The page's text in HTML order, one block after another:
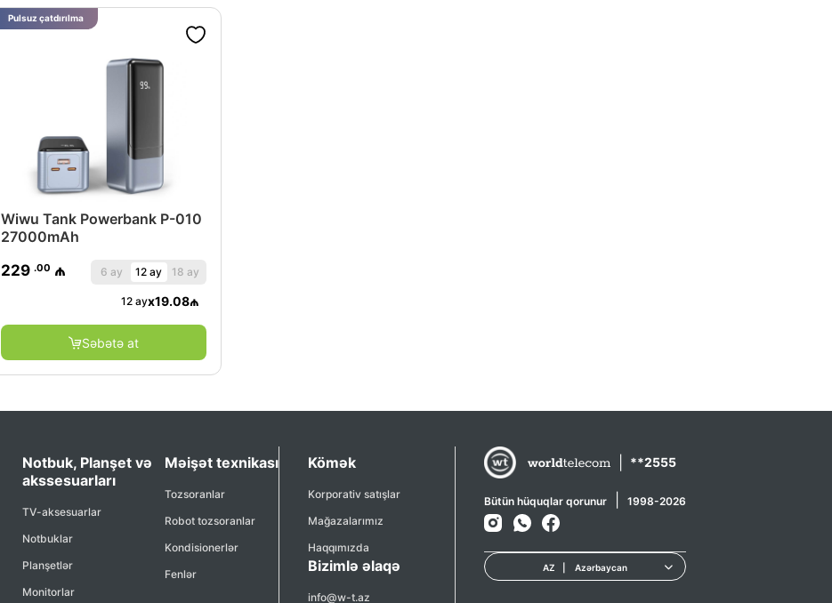
Wiwu Tank Powerbank P-010
27000mAh
229 .00 ₼ 6 ay 12 ay 18 ay
12 ayx19.08₼
Səbətə at
Pulsuz çatdırılma
Notbuk, Planşet və
akssesuarları
TV-aksesuarlar
Notbuklar
Planşetlər
Monitorlar
Məişət texnikası
Tozsoranlar
Robot tozsoranlar
Kondisionerlər
Fenlər
Kömək
Korporativ satışlar
Mağazalarımız
Haqqımızda
Bizimlə əlaqə
info@w-t.az
**2555
Bütün hüquqlar qorunur 1998-2026
AZ Azərbaycan